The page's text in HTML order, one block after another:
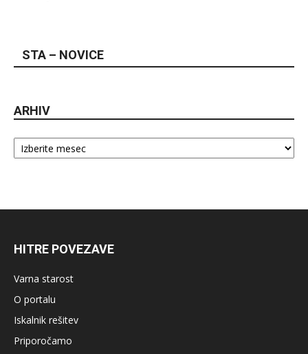
STA – NOVICE
ARHIV
Arhiv
HITRE POVEZAVE
Varna starost
O portalu
Iskalnik rešitev
Priporočamo